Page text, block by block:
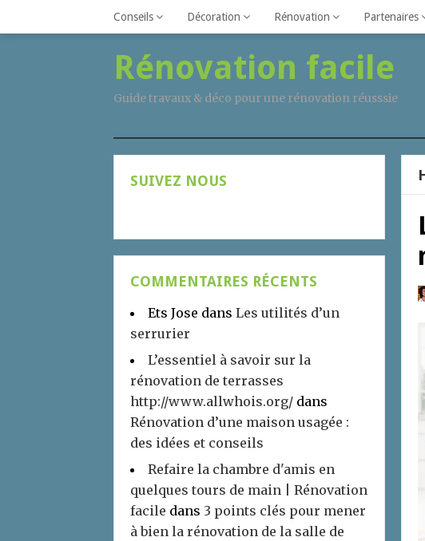
Conseils Décoration Rénovation Partenaires
Rénovation facile
Guide travaux & déco pour une rénovation réusssie
SUIVEZ NOUS
COMMENTAIRES RÉCENTS
Ets Jose dans Les utilités d’un
serrurier
L’essentiel à savoir sur la
rénovation de terrasses
http://www.allwhois.org/ dans
Rénovation d’une maison usagée :
des idées et conseils
Refaire la chambre d'amis en
quelques tours de main | Rénovation
facile dans 3 points clés pour mener
à bien la rénovation de la salle de